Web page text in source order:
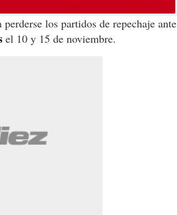
los partidos de repechaje ante
el 10 y 15 de noviembre.